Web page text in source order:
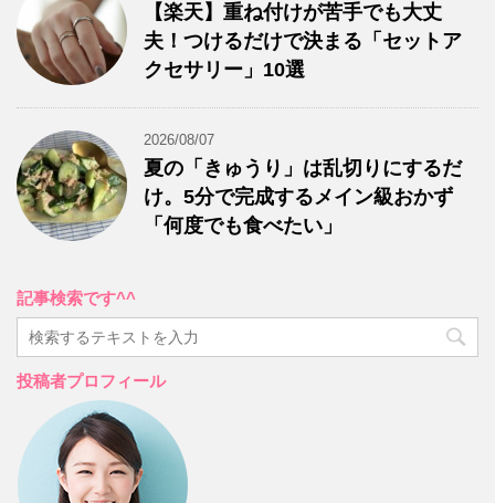
【楽天】重ね付けが苦手でも大丈
夫！つけるだけで決まる「セットア
クセサリー」10選
2026/08/07
夏の「きゅうり」は乱切りにするだ
け。5分で完成するメイン級おかず
「何度でも食べたい」
記事検索です^^
投稿者プロフィール